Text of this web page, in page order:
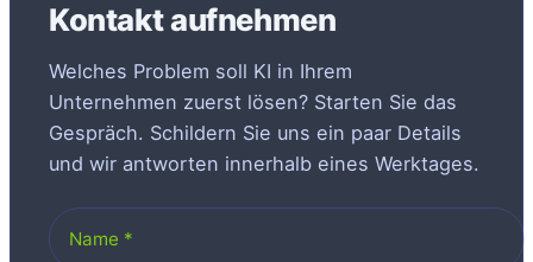
Kontakt aufnehmen
Welches Problem soll KI in Ihrem
Unternehmen zuerst lösen? Starten Sie das
Gespräch. Schildern Sie uns ein paar Details
und wir antworten innerhalb eines Werktages.